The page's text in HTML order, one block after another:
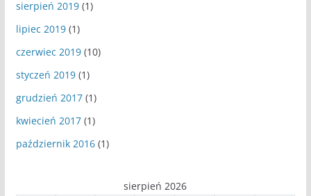
sierpień 2019(1)
lipiec 2019(1)
czerwiec 2019(10)
styczeń 2019(1)
grudzień 2017(1)
kwiecień 2017(1)
październik 2016(1)
sierpień 2026